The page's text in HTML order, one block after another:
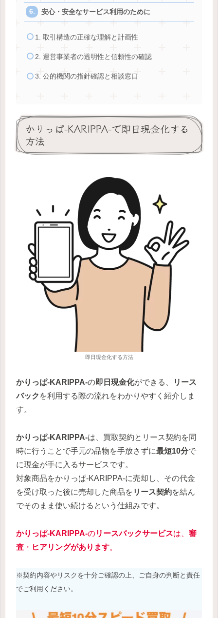
安心・安全なサービス利用のために
1. 取引構造の正確な理解と計画性
2. 運営事業者の透明性と信頼性の確認
3. 公的機関の指針確認と相談窓口
かりっぱ-KARIPPA-で即日現金化する
方法
即日現金化する方法
かりっぱ-KARIPPA-の即日現金化ができる、
リース
バック を利用する際の流れをわかりやすく紹介しま
す。
かりっぱ-KARIPPA-は、買取契約とリース契約を同
時に行うことで手元の品物を手放さずに最短10分で
に現金が手に入るサービスです。
対象商品をかりっぱ-KARIPPA-に売却し、その代金
を受け取った後に売却した商品を リース契約を結ん
でそのまま使い続けるという仕組みです。
かりっぱ-KARIPPA-のリースバックサービスは、 審
査 ・ ヒアリングがあります。
※契約内容やリスクを十分ご確認の上、ご自身の判断と責任
でご利用ください。